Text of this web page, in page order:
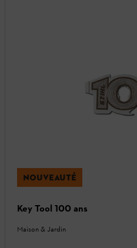
NOUVEAUTÉ
Key Tool 100 ans
Maison & Jardin